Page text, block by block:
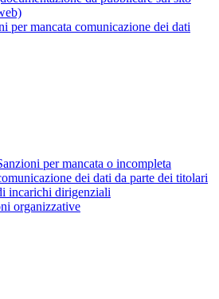
per mancata comunicazione dei dati
per mancata o incompleta
dei dati da parte dei titolari
incarichi dirigenziali
organizzative